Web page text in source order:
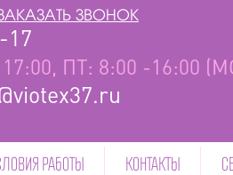
17
ПТ: 8:00 -16:00
ЗВОНОК
РАБОТЫ КОНТАКТЫ